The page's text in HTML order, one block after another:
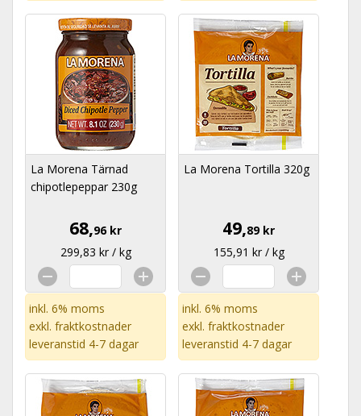
La Morena Tärnad
chipotlepeppar 230g
68,96 kr
299,83 kr / kg
inkl. 6% moms
exkl. fraktkostnader
leveranstid 4-7 dagar
La Morena Tortilla 320g
49,89 kr
155,91 kr / kg
inkl. 6% moms
exkl. fraktkostnader
leveranstid 4-7 dagar